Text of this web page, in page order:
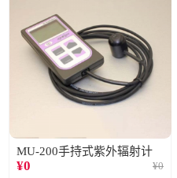
MU-200手持式紫外辐射计
¥0 ¥0